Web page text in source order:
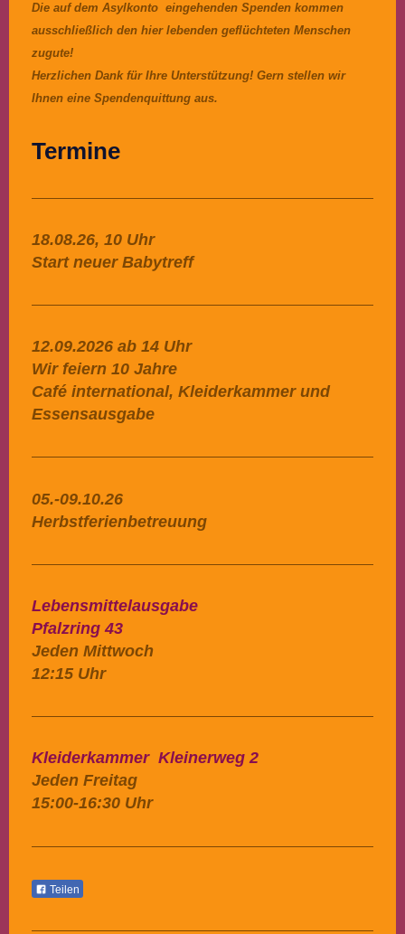
Die auf dem Asylkonto eingehenden Spenden kommen
ausschließlich den hier lebenden geflüchteten Menschen
zugute!
Herzlichen Dank für Ihre Unterstützung! Gern stellen wir
Ihnen eine Spendenquittung aus.
Termine
18.08.26, 10 Uhr
Start neuer Babytreff
12.09.2026 ab 14 Uhr
Wir feiern 10 Jahre
Café international, Kleiderkammer und
Essensausgabe
05.-09.10.26
Herbstferienbetreuung
Lebensmittelausgabe
Pfalzring 43
Jeden Mittwoch
12:15 Uhr
Kleiderkammer Kleinerweg 2
Jeden Freitag
15:00-16:30 Uhr
Teilen